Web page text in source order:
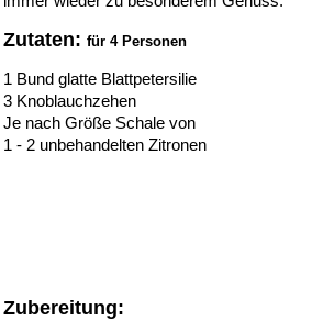
Zutaten: für 4 Personen
1 Bund glatte Blattpetersilie
3 Knoblauchzehen
Je nach Größe Schale von
1 - 2 unbehandelten Zitronen
Zubereitung: